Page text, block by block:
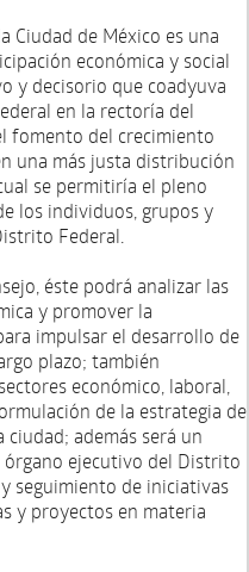
Ciudad de México es una
económica y social
y decisorio que coadyuva
en la rectoría del
fomento del crecimiento
una más justa distribución
se permitiría el pleno
los individuos, grupos y
Federal.
éste podrá analizar las
y promover la
impulsar el desarrollo de
plazo; también
económico, laboral,
de la estrategia de
además será un
ejecutivo del Distrito
seguimiento de iniciativas
y proyectos en materia